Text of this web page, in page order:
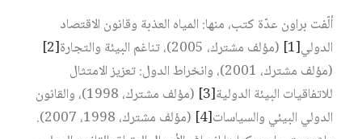
ألّفت براون عدّة كتب، منها: المياه العذبة وقانون الاقتصاد
الدولي‏[1] (مؤلف مشترك، 2005)، تناغم البيئة والتجارة‏
[2]
(مؤلف مشترك، 2001)، وانخراط الدول: تعزيز الامتثال
للاتفاقيات البيئة الدولية‏[3]
(مؤلف مشترك، 1998)، والقانون
الدولي البيئي والسياسات‏[4]
(مؤلف مشترك، 1998، 2007).